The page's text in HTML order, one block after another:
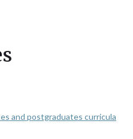
and postgraduates curricula